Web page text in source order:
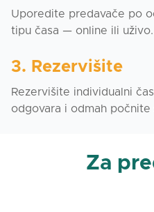
Uporedite predavače po
tipu časa — online ili uživo.
3. Rezervišite
Rezervišite individualni
odgovara i odmah počnite
Za